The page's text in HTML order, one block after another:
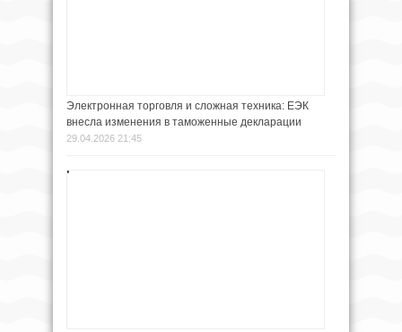
Электронная торговля и сложная техника: ЕЭК
внесла изменения в таможенные декларации
29.04.2026 21:45